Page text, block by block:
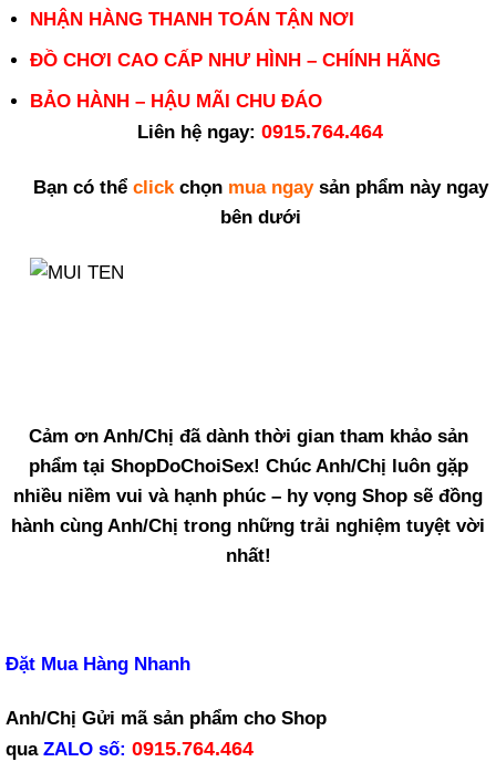
NHẬN HÀNG THANH TOÁN TẬN NƠI
ĐỒ CHƠI CAO CẤP NHƯ HÌNH – CHÍNH HÃNG
BẢO HÀNH – HẬU MÃI CHU ĐÁO
Liên hệ ngay:0915.764.464
Bạn có thể clickchọn mua ngaysản phẩm này ngay
bên dưới
Cảm ơn Anh/Chị đã dành thời gian tham khảo sản
phẩm tại ShopDoChoiSex! Chúc Anh/Chị luôn gặp
nhiều niềm vui và hạnh phúc – hy vọng Shop sẽ đồng
hành cùng Anh/Chị trong những trải nghiệm tuyệt vời
nhất!
Đặt Mua Hàng Nhanh
Anh/Chị Gửi mã sản phẩm cho Shop
qua ZALO số: 0915.764.464